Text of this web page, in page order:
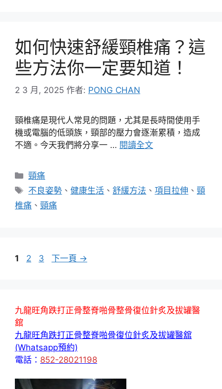
如何快速舒緩頸椎痛？這
些方法你一定要知道！
2 3 月, 2025 作者: PONG CHAN
頸椎痛是現代人常見的問題，尤其是長時間使用手
機或電腦的低頭族，頸部的壓力會逐漸累積，造成
不適。今天我們將分享一 … 閱讀全文
分
類
頸痛
標
籤
不良姿勢 、健康生活 、舒緩方法 、項目拉伸 、頸
椎痛 、 頸痛
頁
1
頁
2
頁
3 下一頁 →
九龍旺角跌打正骨整脊啪骨整骨復位針炙及拔罐醫
舘
九龍旺角跌打正骨整脊啪骨復位針炙及拔罐醫舘
(Whatsapp預約)
電話： 852-28021198